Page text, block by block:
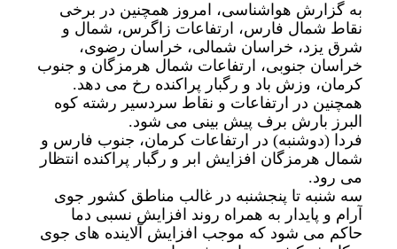
به گزارش هواشناسی، امروز همچنین در برخی
نقاط شمال فارس، ارتفاعات زاگرس، شمال و
شرق یزد، خراسان شمالی، خراسان رضوی،
خراسان جنوبی، ارتفاعات شمال هرمزگان و جنوب
کرمان، وزش باد و رگبار پراکنده رخ می دهد.
همچنین در ارتفاعات و نقاط سردسیر رشته کوه
البرز بارش برف پیش بینی می شود.
فردا (دوشنبه) در ارتفاعات کرمان، جنوب فارس و
شمال هرمزگان افزایش ابر و رگبار پراکنده انتظار
می رود.
سه شنبه تا پنجشنبه در غالب مناطق کشور جوی
آرام و پایدار به همراه روند افزایش نسبی دما
حاکم می شود که موجب افزایش آلاینده های جوی